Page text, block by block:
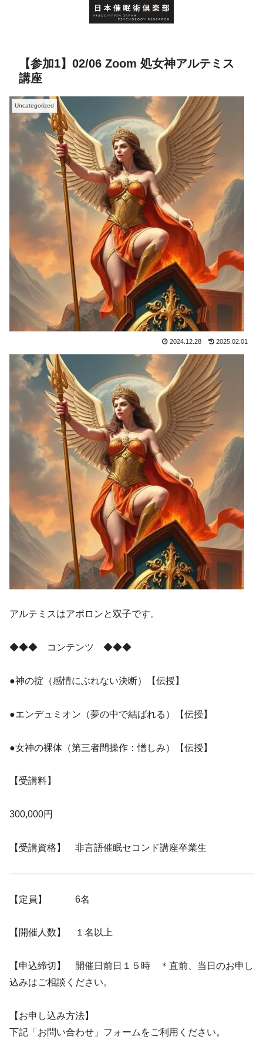
【参加1】02/06 Zoom 処女神アルテミス
講座
Uncategorized
2024.12.28 2025.02.01
アルテミスはアポロンと双子です。
◆◆◆ コンテンツ ◆◆◆
●神の掟（感情にぶれない決断）【伝授】
●エンデュミオン（夢の中で結ばれる）【伝授】
●女神の裸体（第三者間操作：憎しみ）【伝授】
【受講料】
300,000円
【受講資格】 非言語催眠セコンド講座卒業生
【定員】 6名
【開催人数】 １名以上
【申込締切】 開催日前日１５時 ＊直前、当日のお申し
込みはご相談ください。
【お申し込み方法】
下記「お問い合わせ」フォームをご利用ください。